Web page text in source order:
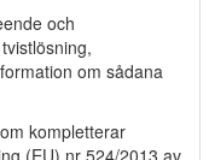
och
om sådana
kompletterar
(EU) nr 524/2013 av